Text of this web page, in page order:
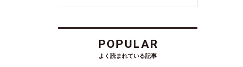
POPULAR
よく読まれている記事